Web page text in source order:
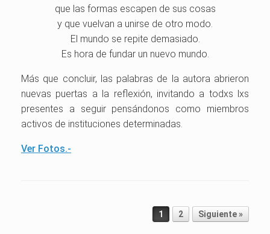
que las formas escapen de sus cosas
y que vuelvan a unirse de otro modo.
El mundo se repite demasiado.
Es hora de fundar un nuevo mundo.
Más que concluir, las palabras de la autora abrieron
nuevas puertas a la reflexión, invitando a todxs lxs
presentes a seguir pensándonos como miembros
activos de instituciones determinadas.
Ver Fotos.-
1 2 Siguiente »